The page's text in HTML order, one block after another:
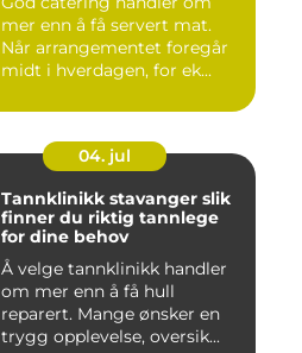
mer enn å få servert mat.
Når arrangementet foregår
midt i hverdagen, for ek...
04. jul
Tannklinikk stavanger slik
finner du riktig tannlege
for dine behov
Å velge tannklinikk handler
om mer enn å få hull
reparert. Mange ønsker en
trygg opplevelse, oversik...